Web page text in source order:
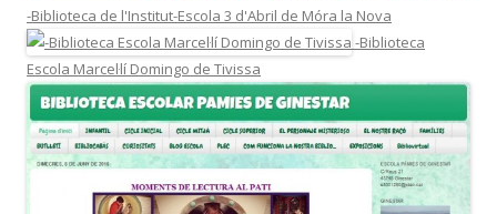
-Biblioteca de l'Institut-Escola 3 d'Abril de Móra la Nova
-Biblioteca
Escola Marcel·lí Domingo de Tivissa